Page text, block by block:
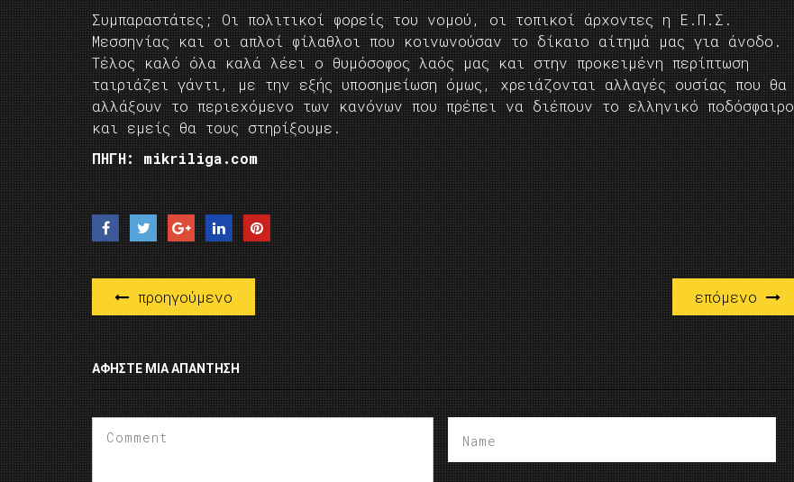
Συμπαραστάτες; Οι πολιτικοί φορείς του νομού, οι τοπικοί άρχοντες η Ε.Π.Σ.
Μεσσηνίας και οι απλοί φίλαθλοι που κοινωνούσαν το δίκαιο αίτημά μας για άνοδο.
Τέλος καλό όλα καλά λέει ο θυμόσοφος λαός μας και στην προκειμένη περίπτωση
ταιριάζει γάντι, με την εξής υποσημείωση όμως, χρειάζονται αλλαγές ουσίας που θα
αλλάξουν το περιεχόμενο των κανόνων που πρέπει να διέπουν το ελληνικό ποδόσφαιρο
και εμείς θα τους στηρίξουμε.
ΠΗΓΗ: mikriliga.com
προηγούμενο επόμενο
ΑΦΉΣΤΕ ΜΙΑ ΑΠΆΝΤΗΣΗ